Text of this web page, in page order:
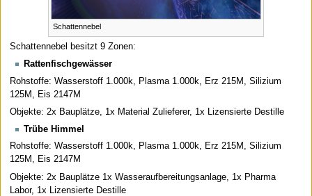
Schattennebel
Schattennebel besitzt 9 Zonen:
Rattenfischgewässer
Rohstoffe: Wasserstoff 1.000k, Plasma 1.000k, Erz 215M, Silizium
125M, Eis 2147M
Objekte: 2x Bauplätze, 1x Material Zulieferer, 1x Lizensierte Destille
Trübe Himmel
Rohstoffe: Wasserstoff 1.000k, Plasma 1.000k, Erz 215M, Silizium
125M, Eis 2147M
Objekte: 2x Bauplätze 1x Wasseraufbereitungsanlage, 1x Pharma
Labor, 1x Lizensierte Destille